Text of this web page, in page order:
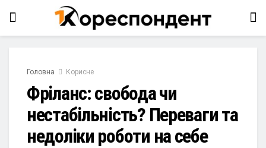
Головна Корисне
Фріланс: свобода чи
нестабільність? Переваги та
недоліки роботи на себе